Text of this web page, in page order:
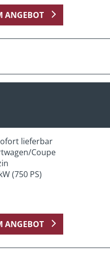
ANGEBOT
Sofort lieferbar
Coupe
552 kW (750 PS)
ANGEBOT